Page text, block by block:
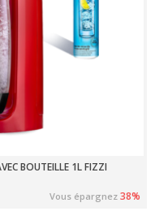
BOUTEILLE 1L FIZZI
Vous épargnez38%